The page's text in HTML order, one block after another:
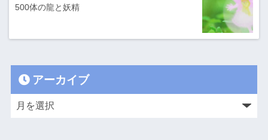
500体の龍と妖精
アーカイブ